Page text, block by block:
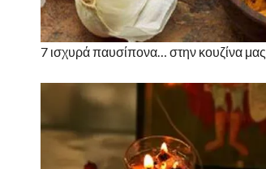
7 ισχυρά παυσίπονα… στην κουζίνα μας